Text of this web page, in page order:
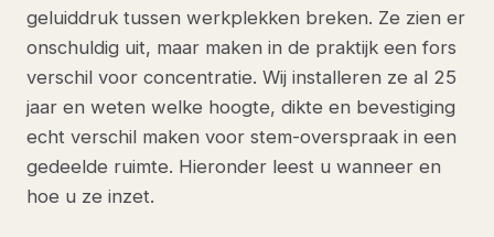
geluiddruk tussen werkplekken breken. Ze zien er
onschuldig uit, maar maken in de praktijk een fors
verschil voor concentratie. Wij installeren ze al 25
jaar en weten welke hoogte, dikte en bevestiging
echt verschil maken voor stem-overspraak in een
gedeelde ruimte. Hieronder leest u wanneer en
hoe u ze inzet.